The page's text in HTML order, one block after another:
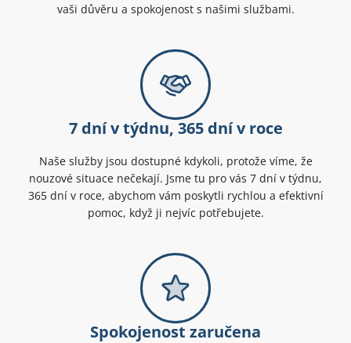
vaši důvěru a spokojenost s našimi službami.
7 dní v týdnu, 365 dní v roce
Naše služby jsou dostupné kdykoli, protože víme, že
nouzové situace nečekají. Jsme tu pro vás 7 dní v týdnu,
365 dní v roce, abychom vám poskytli rychlou a efektivní
pomoc, když ji nejvíc potřebujete.
Spokojenost zaručena